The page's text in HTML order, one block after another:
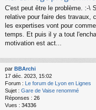
C'est peut être le problème. :-\
relative pour faire des travaux,
les expertises vont pour
temps. Et puis il y a tout
motivation est act...
par BBArchi
17 déc. 2023, 15:02
Forum :
Le forum de Lyon en Lignes
Sujet : Gare de Vaise renommé
Réponses : 26
Vues : 34336